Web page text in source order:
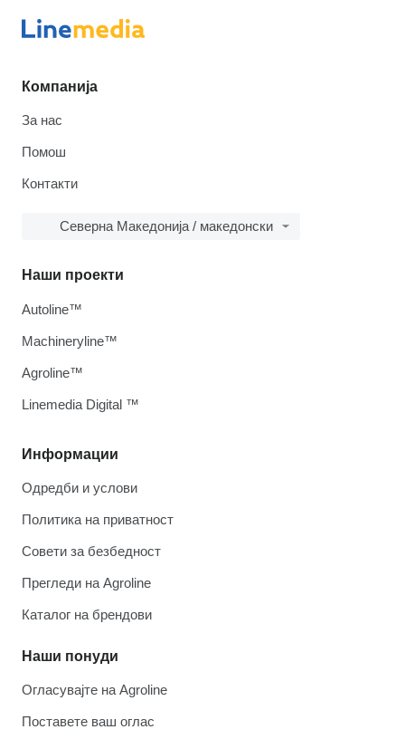
Компанија
За нас
Помош
Контакти
Северна Македонија / македонски
Информации
Одредби и услови
Политика на приватност
Совети за безбедност
Прегледи на Agroline
Каталог на брендови
Наши понуди
Огласувајте на Agroline
Поставете ваш оглас
Наши проекти
Autoline™
Machineryline™
Agroline™
Linemedia Digital ™